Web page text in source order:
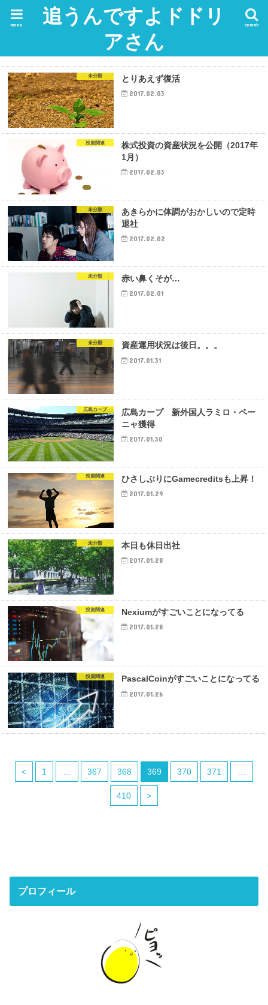
追うんですよドドリ
アさん
search
menu
未分類 とりあえず復活
2017.02.03
投資関連
株式投資の資産状況を公開（2017年
1月）
2017.02.03
未分類
あきらかに体調がおかしいので定時
退社
2017.02.02
未分類 赤い鼻くそが…
2017.02.01
未分類 資産運用状況は後日。。。
2017.01.31
広島カープ
広島カープ 新外国人ラミロ・ペー
ニャ獲得
2017.01.30
投資関連 ひさしぶりにGamecreditsも上昇！
2017.01.29
未分類 本日も休日出社
2017.01.28
投資関連 Nexiumがすごいことになってる
2017.01.28
投資関連 PascalCoinがすごいことになってる
2017.01.26
< 1 367 368 369 370 371
410 >
プロフィール